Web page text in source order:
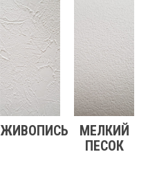
ЖИВОПИСЬ
МЕЛКИЙ
ПЕСОК